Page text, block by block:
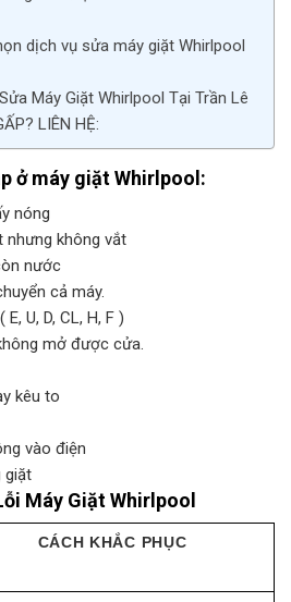
dịch vụ sửa máy giặt Whirlpool
Máy Giặt Whirlpool Tại Trần Lê
LIÊN HỆ:
ở máy giặt Whirlpool:
nóng
nhưng không vắt
nước
cả máy.
U, D, CL, H, F )
mở được cửa.
kêu to
vào điện
giặt
Máy Giặt Whirlpool
CÁCH KHẮC PHỤC